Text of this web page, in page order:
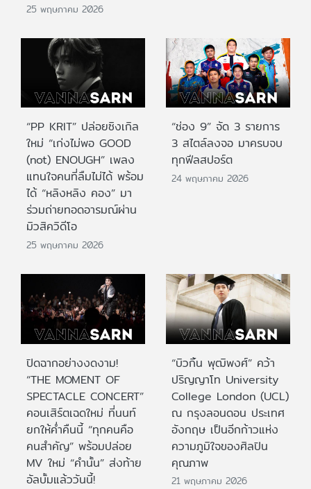
25 พฤษภาคม 2026
“PP KRIT” ปล่อยซิงเกิล
ใหม่ “เก่งไม่พอ GOOD
(not) ENOUGH” เพลง
แทนใจคนที่ลืมไม่ได้ พร้อม
ได้ “หลิงหลิง คอง” มา
ร่วมถ่ายทอดอารมณ์ผ่าน
มิวสิควิดีโอ
25 พฤษภาคม 2026
“ช่อง 9” จัด 3 รายการ
3 สไตล์ลงจอ มาครบจบ
ทุกฟีลสปอร์ต
24 พฤษภาคม 2026
ปิดฉากอย่างงดงาม!
“THE MOMENT OF
SPECTACLE CONCERT”
คอนเสิร์ตเฉดใหม่ ที่นนท์
ยกให้ค่ำคืนนี้ “ทุกคนคือ
คนสำคัญ” พร้อมปล่อย
MV ใหม่ “คำนั้น” ส่งท้าย
อัลบั้มแล้ววันนี้!
“บิวกิ้น พุฒิพงศ์” คว้า
ปริญญาโท University
College London (UCL)
ณ กรุงลอนดอน ประเทศ
อังกฤษ เป็นอีกก้าวแห่ง
ความภูมิใจของศิลปิน
คุณภาพ
21 พฤษภาคม 2026